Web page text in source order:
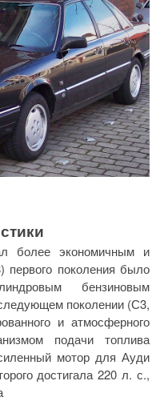
более экономичным и
поколения было
бензиновым
поколении (С3,
и атмосферного
подачи топлива
мотор для Ауди
достигала 220 л. с.,